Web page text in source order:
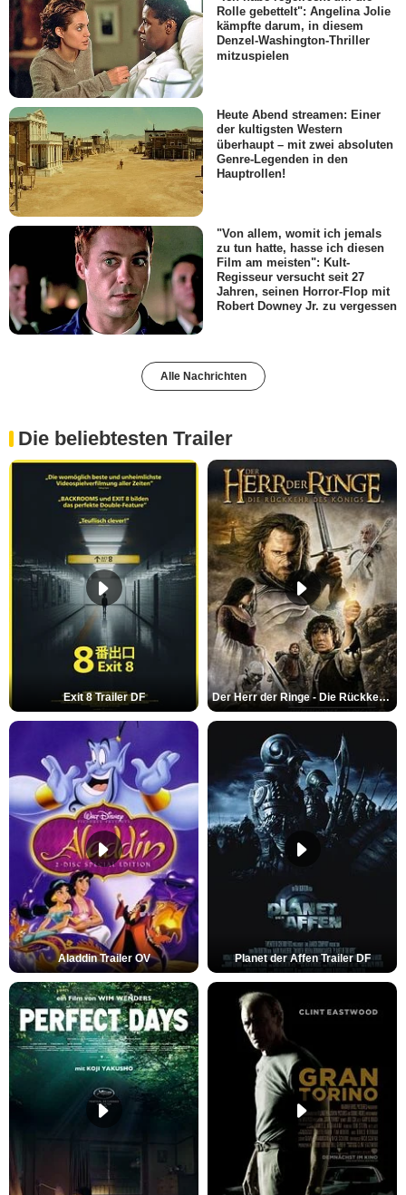
Rolle gebettelt": Angelina Jolie
kämpfte darum, in diesem
Denzel-Washington-Thriller
mitzuspielen
Heute Abend streamen: Einer
der kultigsten Western
überhaupt – mit zwei absoluten
Genre-Legenden in den
Hauptrollen!
"Von allem, womit ich jemals
zu tun hatte, hasse ich diesen
Film am meisten": Kult-
Regisseur versucht seit 27
Jahren, seinen Horror-Flop mit
Robert Downey Jr. zu vergessen
Alle Nachrichten
Die beliebtesten Trailer
Exit 8 Trailer DF Der Herr der Ringe - Die Rückkehr des Königs Trailer OV
Aladdin Trailer OV Planet der Affen Trailer DF